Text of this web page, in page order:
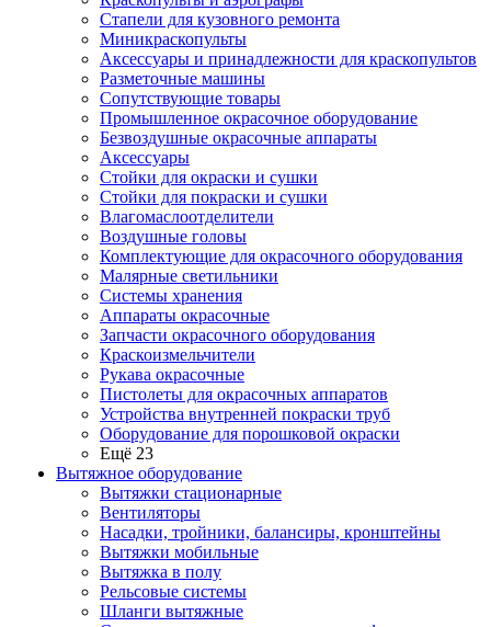
Стапели для кузовного ремонта
Миникраскопульты
Аксессуары и принадлежности для краскопультов
Разметочные машины
Сопутствующие товары
Промышленное окрасочное оборудование
Безвоздушные окрасочные аппараты
Аксессуары
Стойки для окраски и сушки
Стойки для покраски и сушки
Влагомаслоотделители
Воздушные головы
Комплектующие для окрасочного оборудования
Малярные светильники
Системы хранения
Аппараты окрасочные
Запчасти окрасочного оборудования
Краскоизмельчители
Рукава окрасочные
Пистолеты для окрасочных аппаратов
Устройства внутренней покраски труб
Оборудование для порошковой окраски
Ещё 23
Вытяжное оборудование
Вытяжки стационарные
Вентиляторы
Насадки, тройники, балансиры, кронштейны
Вытяжки мобильные
Вытяжка в полу
Рельсовые системы
Шланги вытяжные